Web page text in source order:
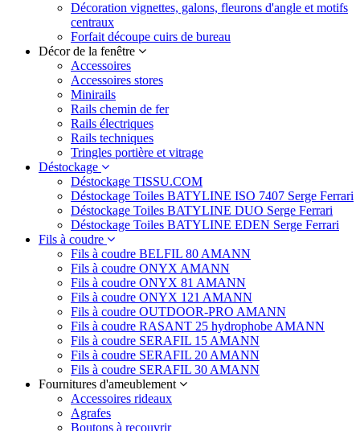
Décoration vignettes, galons, fleurons d'angle et motifs
centraux
Forfait découpe cuirs de bureau
Décor de la fenêtre
Accessoires
Accessoires stores
Minirails
Rails chemin de fer
Rails électriques
Rails techniques
Tringles portière et vitrage
Déstockage
Déstockage TISSU.COM
Déstockage Toiles BATYLINE ISO 7407 Serge Ferrari
Déstockage Toiles BATYLINE DUO Serge Ferrari
Déstockage Toiles BATYLINE EDEN Serge Ferrari
Fils à coudre
Fils à coudre BELFIL 80 AMANN
Fils à coudre ONYX AMANN
Fils à coudre ONYX 81 AMANN
Fils à coudre ONYX 121 AMANN
Fils à coudre OUTDOOR-PRO AMANN
Fils à coudre RASANT 25 hydrophobe AMANN
Fils à coudre SERAFIL 15 AMANN
Fils à coudre SERAFIL 20 AMANN
Fils à coudre SERAFIL 30 AMANN
Fournitures d'ameublement
Accessoires rideaux
Agrafes
Boutons à recouvrir